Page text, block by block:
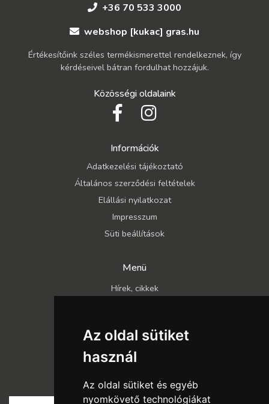
Az oldal sütiket
használ
Az oldal sütiket és egyéb
nyomkövető technológiákat
+36 70 533 3000
webshop [kukac] gras.hu
Értékesítőink széles termékismerettel rendelkeznek, így
kérdéseivel bátran fordulhat hozzájuk.
Közösségi oldalaink
Információk
Adatkezelési tájékoztató
Általános szerződési feltételek
Elállási nyilatkozat
Impresszum
Süti beállítások
Menü
Hírek, cikkek
Rólunk
Szállítás és fizetés